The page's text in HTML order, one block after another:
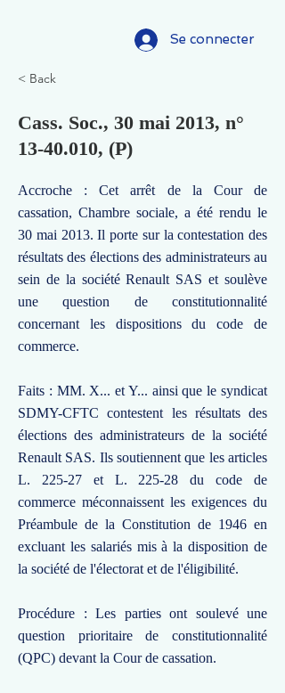
Se connecter
< Back
Cass. Soc., 30 mai 2013, n°
13-40.010, (P)
Accroche : Cet arrêt de la Cour de
cassation, Chambre sociale, a été rendu le
30 mai 2013. Il porte sur la contestation des
résultats des élections des administrateurs au
sein de la société Renault SAS et soulève
une question de constitutionnalité
concernant les dispositions du code de
commerce.
Faits : MM. X... et Y... ainsi que le syndicat
SDMY-CFTC contestent les résultats des
élections des administrateurs de la société
Renault SAS. Ils soutiennent que les articles
L. 225-27 et L. 225-28 du code de
commerce méconnaissent les exigences du
Préambule de la Constitution de 1946 en
excluant les salariés mis à la disposition de
la société de l'électorat et de l'éligibilité.
Procédure : Les parties ont soulevé une
question prioritaire de constitutionnalité
(QPC) devant la Cour de cassation.